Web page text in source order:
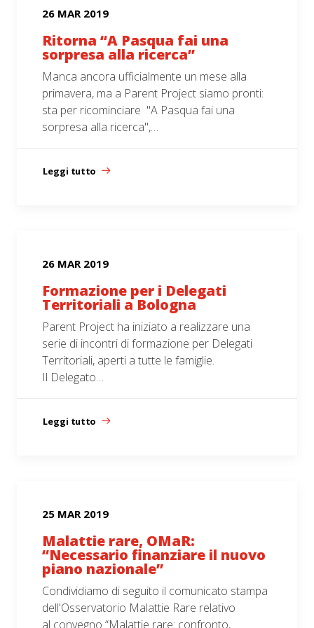
26 MAR 2019
Ritorna “A Pasqua fai una
sorpresa alla ricerca”
Manca ancora ufficialmente un mese alla
primavera, ma a Parent Project siamo pronti:
sta per ricominciare "A Pasqua fai una
sorpresa alla ricerca",…
Leggi tutto
26 MAR 2019
Formazione per i Delegati
Territoriali a Bologna
Parent Project ha iniziato a realizzare una
serie di incontri di formazione per Delegati
Territoriali, aperti a tutte le famiglie.
Il Delegato…
Leggi tutto
25 MAR 2019
Malattie rare, OMaR:
“Necessario finanziare il nuovo
piano nazionale”
Condividiamo di seguito il comunicato stampa
dell'Osservatorio Malattie Rare relativo
al convegno “Malattie rare: confronto,